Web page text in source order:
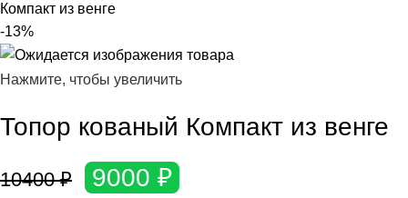
Компакт из венге
-13%
Нажмите, чтобы увеличить
Топор кованый Компакт из венге
10400₽ 9000 ₽